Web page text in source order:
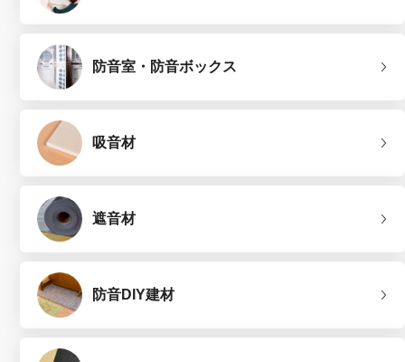
防音室・防音ボックス
吸音材
遮音材
防音DIY建材